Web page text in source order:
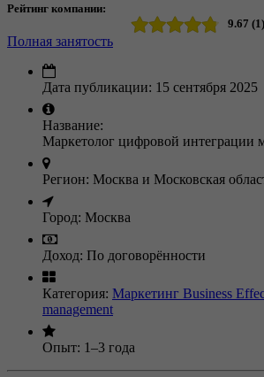
Рейтинг компании:
9.67 (1)
Полная занятость
Дата публикации: 15 сентября 2025
Название:
Маркетолог цифровой интеграции
Регион: Москва и Московская
Город: Москва
Доход: По договорённости
Категория: Маркетинг Business
management
Опыт: 1–3 года